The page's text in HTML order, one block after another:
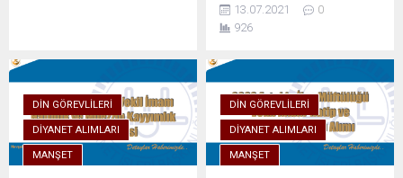
13.07.2021
0
926
DIN GÖREVLILERI
DIYANET ALIMLARI
MANŞET
DIN GÖREVLILERI
DIYANET ALIMLARI
MANŞET